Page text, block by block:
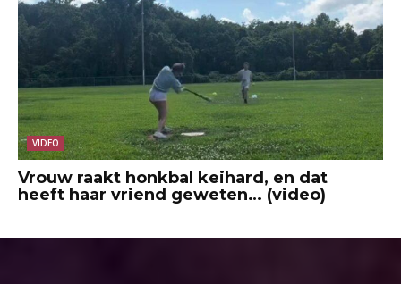
VIDEO
Vrouw raakt honkbal keihard, en dat
heeft haar vriend geweten… (video)